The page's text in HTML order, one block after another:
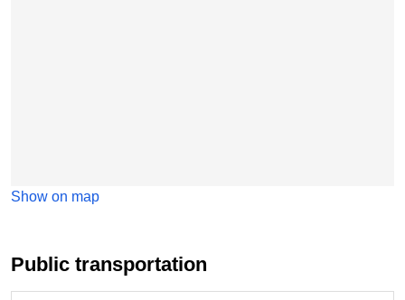
Show on map
Public transportation